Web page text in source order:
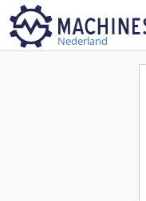
Nederland